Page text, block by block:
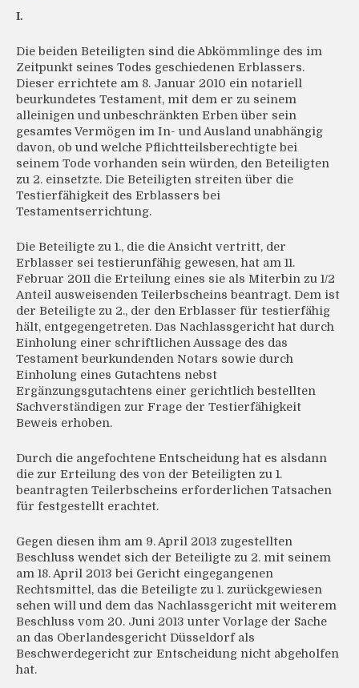
I.
Die beiden Beteiligten sind die Abkömmlinge des im
Zeitpunkt seines Todes geschiedenen Erblassers.
Dieser errichtete am 8. Januar 2010 ein notariell
beurkundetes Testament, mit dem er zu seinem
alleinigen und unbeschränkten Erben über sein
gesamtes Vermögen im In- und Ausland unabhängig
davon, ob und welche Pflichtteilsberechtigte bei
seinem Tode vorhanden sein würden, den Beteiligten
zu 2. einsetzte. Die Beteiligten streiten über die
Testierfähigkeit des Erblassers bei
Testamentserrichtung.
Die Beteiligte zu 1., die die Ansicht vertritt, der
Erblasser sei testierunfähig gewesen, hat am 11.
Februar 2011 die Erteilung eines sie als Miterbin zu 1/2
Anteil ausweisenden Teilerbscheins beantragt. Dem ist
der Beteiligte zu 2., der den Erblasser für testierfähig
hält, entgegengetreten. Das Nachlassgericht hat durch
Einholung einer schriftlichen Aussage des das
Testament beurkundenden Notars sowie durch
Einholung eines Gutachtens nebst
Ergänzungsgutachtens einer gerichtlich bestellten
Sachverständigen zur Frage der Testierfähigkeit
Beweis erhoben.
Durch die angefochtene Entscheidung hat es alsdann
die zur Erteilung des von der Beteiligten zu 1.
beantragten Teilerbscheins erforderlichen Tatsachen
für festgestellt erachtet.
Gegen diesen ihm am 9. April 2013 zugestellten
Beschluss wendet sich der Beteiligte zu 2. mit seinem
am 18. April 2013 bei Gericht eingegangenen
Rechtsmittel, das die Beteiligte zu 1. zurückgewiesen
sehen will und dem das Nachlassgericht mit weiterem
Beschluss vom 20. Juni 2013 unter Vorlage der Sache
an das Oberlandesgericht Düsseldorf als
Beschwerdegericht zur Entscheidung nicht abgeholfen
hat.